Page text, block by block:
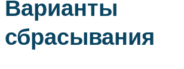
Варианты
сбрасывания